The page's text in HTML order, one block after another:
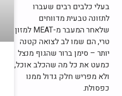
בעלי כלבים רבים שעברו
לתזונה טבעית מדווחים
שלאחר המעבר מ-MEAT למזון
טרי, הם שמו לב לצואה קטנה
יותר – סימן ברור שהגוף מנצל
כמעט את כל מה שהכלב אוכל,
ולא מפריש חלק גדול ממנו
כפסולת.